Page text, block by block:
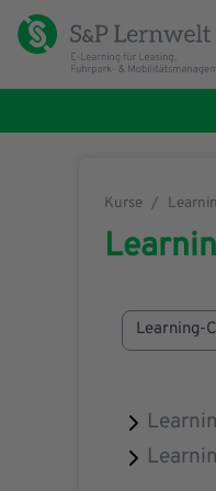
Zum Hauptinhalt
Kurse
Kursbereiche